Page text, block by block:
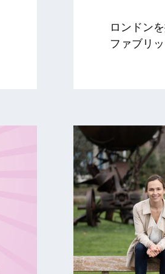
ロンドン
ファブリッ